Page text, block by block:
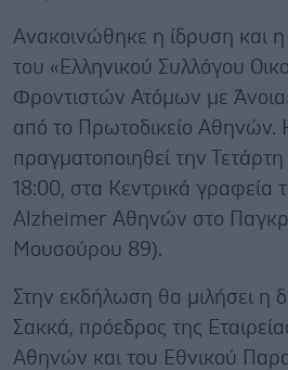
Ανακοινώθηκε η ίδρυση και
του «Ελληνικού Συλλόγου
Φροντιστών Ατόμων με
από το Πρωτοδικείο
πραγματοποιηθεί την Τετάρτη
18:00, στα Κεντρικά γραφεία
Alzheimer Αθηνών στο
Μουσούρου 89).
Στην εκδήλωση θα μιλήσει η
Σακκά, πρόεδρος της
Αθηνών και του Εθνικού